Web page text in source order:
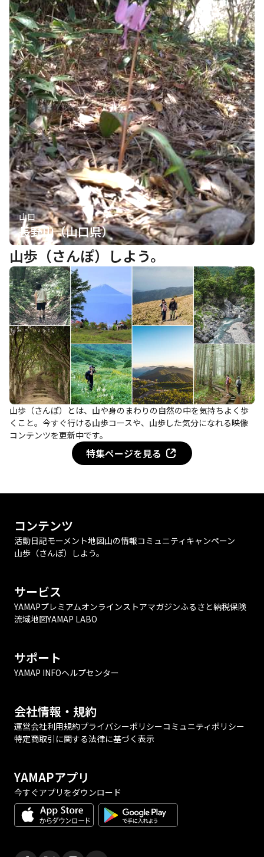
山口
長野山（山口県）
山歩（さんぽ）しよう。
山歩（さんぽ）とは、山や身のまわりの自然の中を気持ちよく歩
くこと。今すぐ行ける山歩コースや、山歩した気分になれる映像
コンテンツを更新中です。
特集ページを見る
コンテンツ
活動日記モーメント地図山の情報コミュニティ キャンペーン
山歩（さんぽ）しよう。
サービス
YAMAPプレミアムオンラインストアマガジンふるさと納税保険
流域地図YAMAP LABO
サポート
YAMAP INFOヘルプセンター
会社情報・規約
運営会社利用規約プライバシーポリシーコミュニティポリシー
特定商取引に関する法律に基づく表示
YAMAPアプリ
今すぐアプリをダウンロード